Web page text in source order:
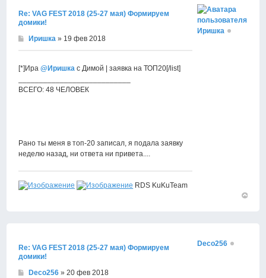
Re: VAG FEST 2018 (25-27 мая) Формируем
домики!
Иришка » 19 фев 2018
[*]Ира@Иришка с Димой | заявка на ТОП20[/list]
ВСЕГО: 48 ЧЕЛОВЕК
Рано ты меня в топ-20 записал, я подала заявку
неделю назад, ни ответа ни привета....
RDS KuKuTeam
Иришка
Re: VAG FEST 2018 (25-27 мая) Формируем
домики!
Deco256 » 20 фев 2018
Deco256